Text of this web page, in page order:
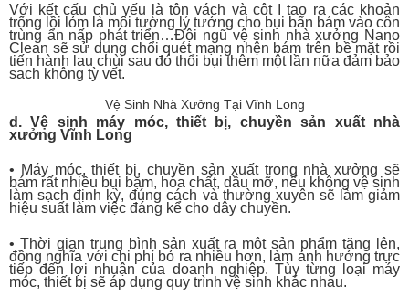
Với kết cấu chủ yếu là tôn vách và cột I tạo ra các khoản
trống lồi lỏm là môi tường lý tưởng cho bụi bẩn bám vào côn
trùng ẩn nấp phát triển…Đội ngũ vệ sinh nhà xưởng Nano
Clean sẽ sử dụng chổi quét mạng nhện bám trên bề mặt rồi
tiến hành lau chùi sau đó thổi bụi thêm một lần nữa đảm bảo
sạch không tỳ vết.
Vệ Sinh Nhà Xưởng Tại Vĩnh Long
d. Vệ sinh máy móc, thiết bị, chuyền sản xuất nhà
xưởng Vĩnh Long
• Máy móc, thiết bị, chuyền sản xuất trong nhà xưởng sẽ
bám rất nhiều bụi bặm, hóa chất, dầu mỡ, nếu không vệ sinh
làm sạch định kỳ, đúng cách và thường xuyên sẽ làm giảm
hiệu suất làm việc đáng kể cho dây chuyền.
• Thời gian trung bình sản xuất ra một sản phẩm tăng lên,
đồng nghĩa với chi phí bỏ ra nhiều hơn, làm ảnh hưởng trực
tiếp đến lợi nhuận của doanh nghiệp. Tùy từng loại máy
móc, thiết bị sẽ áp dụng quy trình vệ sinh khác nhau.